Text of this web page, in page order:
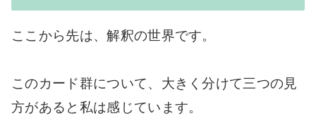
ここから先は、解釈の世界です。
このカード群について、大きく分けて三つの見
方があると私は感じています。